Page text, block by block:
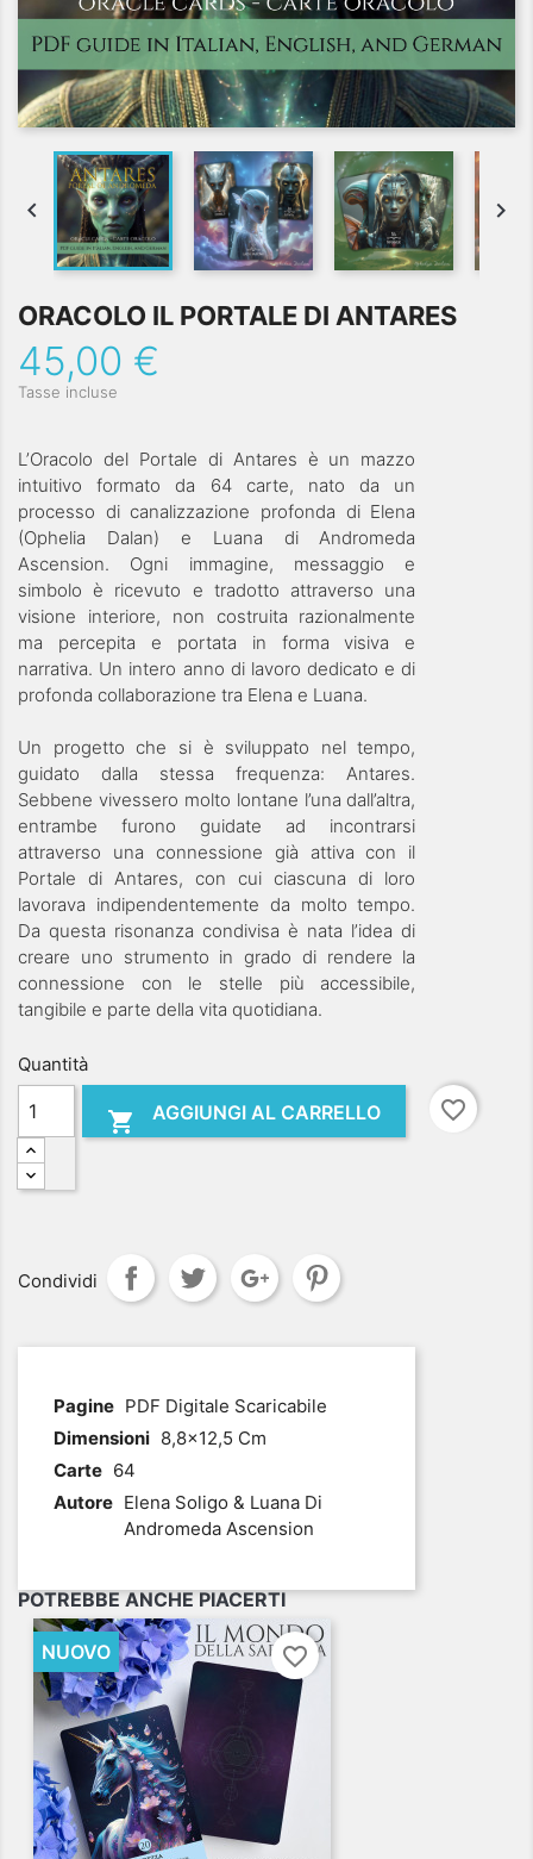
 
ORACOLO IL PORTALE DI ANTARES
45,00 €
Tasse incluse
L’Oracolo del Portale di Antares è un mazzo
intuitivo formato da 64 carte, nato da un
processo di canalizzazione profonda di Elena
(Ophelia Dalan) e Luana di Andromeda
Ascension. Ogni immagine, messaggio e
simbolo è ricevuto e tradotto attraverso una
visione interiore, non costruita razionalmente
ma percepita e portata in forma visiva e
narrativa. Un intero anno di lavoro dedicato e di
profonda collaborazione tra Elena e Luana.
Un progetto che si è sviluppato nel tempo,
guidato dalla stessa frequenza: Antares.
Sebbene vivessero molto lontane l’una dall’altra,
entrambe furono guidate ad incontrarsi
attraverso una connessione già attiva con il
Portale di Antares, con cui ciascuna di loro
lavorava indipendentemente da molto tempo.
Da questa risonanza condivisa è nata l’idea di
creare uno strumento in grado di rendere la
connessione con le stelle più accessibile,
tangibile e parte della vita quotidiana.
Quantità
 AGGIUNGI AL CARRELLO favorite_border
Condividi
.Pagine PDF Digitale Scaricabile
Dimensioni 8,8x12,5 Cm
Carte 64
Autore Elena Soligo & Luana Di
Andromeda Ascension
POTREBBE ANCHE PIACERTI
NUOVO favorite_border